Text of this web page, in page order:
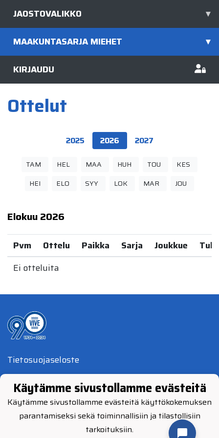
JAOSTOVALIKKO ▾
MAAKUNTASARJA MIEHET ▾
KIRJAUDU
Ottelut
2025 2026 2027
TAM HEL MAA HUH TOU
KES
HEI
ELO SYY LOK MAR JOU
Elokuu2026
Pvm Ottelu Paikka Sarja Joukkue
Ei otteluita
Tietosuojaseloste
© Vimpelin Veto 2024
Käytämme sivustollamme evästeitä
Käytämme sivustollamme evästeitä käyttökokemuksen
parantamiseksi sekä toiminnallisiin ja tilastollisiin
tarkoituksiin.